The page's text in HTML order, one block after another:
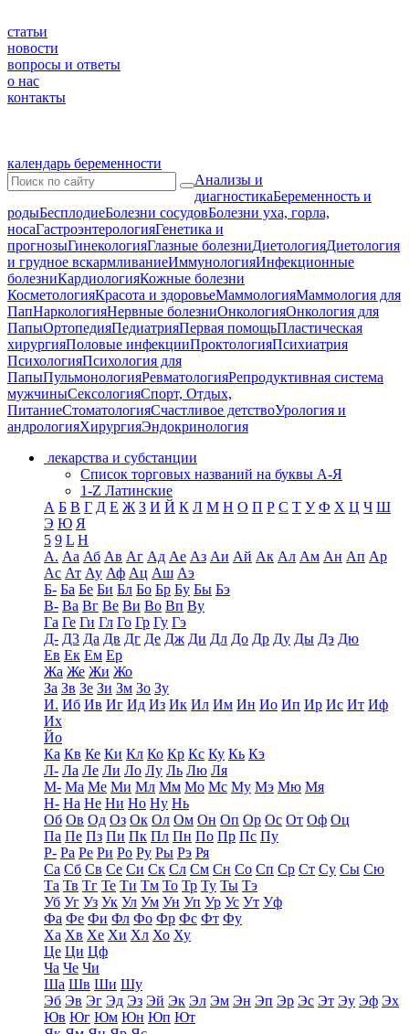
статьи
новости
вопросы и ответы
о нас
контакты
календарь беременности
Анализы и
диагностикаБеременность и
родыБесплодиеБолезни сосудовБолезни уха, горла,
носаГастроэнтерологияГенетика и
прогнозыГинекологияГлазные болезниДиетологияДиетология
и грудное вскармливаниеИммунологияИнфекционные
болезниКардиологияКожные болезни
КосметологияКрасота и здоровьеМаммологияМаммология для
ПапНаркологияНервные болезниОнкологияОнкология для
ПапыОртопедияПедиатрияПервая помощьПластическая
хирургияПоловые инфекцииПроктологияПсихиатрия
ПсихологияПсихология для
ПапыПульмонологияРевматологияРепродуктивная система
мужчиныСексологияСпорт, Отдых,
ПитаниеСтоматологияСчастливое детствоУрология и
андрологияХирургияЭндокринология
лекарства и субстанции
Список торговых названий на буквы А-Я
1-Z Латинские
А Б В Г Д Е Ж З И Й К Л М Н О П Р С Т У Ф Х Ц Ч Ш
Э Ю Я
5 9 L H
А. Аа Аб Ав Аг Ад Ае Аз Аи Ай Ак Ал Ам Ан Ап Ар
Ас Ат Ау Аф Ац Аш Аэ
Б- Ба Бе Би Бл Бо Бр Бу Бы Бэ
В- Ва Вг Ве Ви Во Вп Ву
Га Ге Ги Гл Го Гр Гу Гэ
Д- Д3 Да Дв Дг Де Дж Ди Дл До Др Ду Ды Дэ Дю
Ев Ек Ем Ер
Жа Же Жи Жо
За Зв Зе Зи Зм Зо Зу
И. Иб Ив Иг Ид Из Ик Ил Им Ин Ио Ип Ир Ис Ит Иф
Их
Йо
Ка Кв Ке Ки Кл Ко Кр Кс Ку Кь Кэ
Л- Ла Ле Ли Ло Лу Ль Лю Ля
М- Ма Ме Ми Мл Мм Мо Мс Му Мэ Мю Мя
Н- На Не Ни Но Ну Нь
Об Ов Од Оз Ок Ол Ом Он Оп Ор Ос От Оф Оц
Па Пе Пз Пи Пк Пл Пн По Пр Пс Пу
Р- Ра Ре Ри Ро Ру Ры Рэ Ря
Са Сб Св Се Си Ск Сл См Сн Со Сп Ср Ст Су Сы Сю
Та Тв Тг Те Ти Тм То Тр Ту Ты Тэ
Уб Уг Уз Ук Ул Ум Ун Уп Ур Ус Ут Уф
Фа Фе Фи Фл Фо Фр Фс Фт Фу
Ха Хв Хе Хи Хл Хо Ху
Це Ци Цф
Ча Че Чи
Ша Шв Ши Шу
Эб Эв Эг Эд Эз Эй Эк Эл Эм Эн Эп Эр Эс Эт Эу Эф Эх
Юв Юг Юм Юн Юп Ют